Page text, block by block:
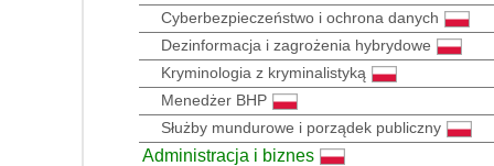
Cyberbezpieczeństwo i ochrona danych
Dezinformacja i zagrożenia hybrydowe
Kryminologia z kryminalistyką
Menedżer BHP
Służby mundurowe i porządek publiczny
Administracja i biznes